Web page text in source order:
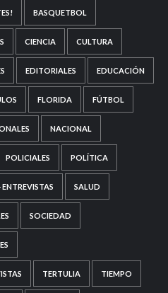
BASQUETBOL
CIENCIA CULTURA
EDITORIALES EDUCACIÓN
FLORIDA FÚTBOL
NACIONAL
POLICIALES POLÍTICA
SALUD
SOCIEDAD
TERTULIA TIEMPO